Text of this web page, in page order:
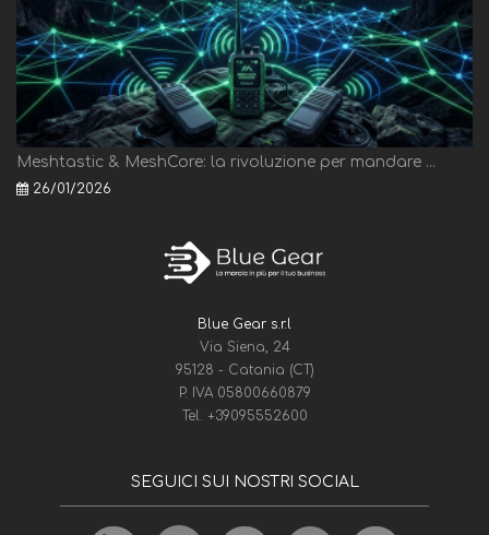
Meshtastic & MeshCore: la rivoluzione per mandare ...
26/01/2026
Blue Gear s.r.l
Via Siena, 24
95128 - Catania (CT)
P. IVA 05800660879
Tel.
+39095552600
SEGUICI SUI NOSTRI SOCIAL